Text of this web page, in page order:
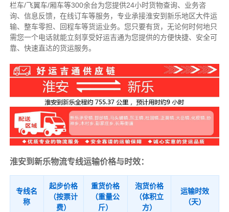
栏车/飞翼车/厢车等300余台为您提供24小时货物查询、业务咨
询、信息反馈，在线订车等服务， 专业承接淮安到新乐地区大件运
输、整车零担、回程车等货运业务。 您只要有货，无论何时何地只
需您一个电话就能立刻享受好运吉通为您提供的方便快捷、安全可
靠、快速直达的货运服务。
淮安到新乐物流专线运输价格与时效：
专线名
称
起步价格
（按票计
费）
重货价格
（重量公
斤）
泡货价格
（体积立
方）
运输时效
（天）